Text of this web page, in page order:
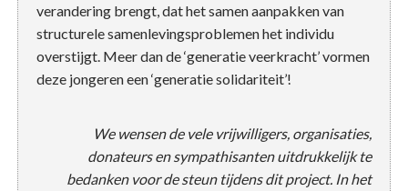
verandering brengt, dat het samen aanpakken van
structurele samenlevingsproblemen het individu
overstijgt. Meer dan de ‘generatie veerkracht’ vormen
deze jongeren een ‘generatie solidariteit’!
We wensen de vele vrijwilligers, organisaties,
donateurs en sympathisanten uitdrukkelijk te
bedanken voor de steun tijdens dit project. In het